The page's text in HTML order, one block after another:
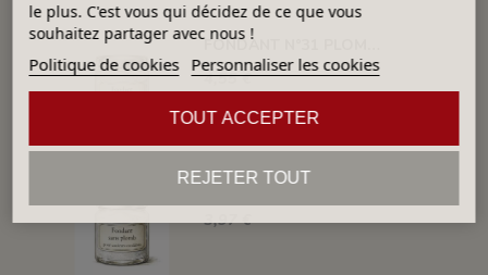
4,55 €
3,97 €
le plus. C'est vous qui décidez de ce que vous
souhaitez partager avec nous !
Politique de cookies Personnaliser les cookies
REJETER TOUT
TOUT ACCEPTER